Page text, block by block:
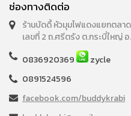
ช่องทางติดต่อ
ร้านบัดดี้ หัวมุมไฟแดงแยกตลาด
เลขที่ 2 ถ.ศรีตรัง ต.กระบี่ใหญ่
0836920369
zycle
0891524596
facebook.com/buddykrabi